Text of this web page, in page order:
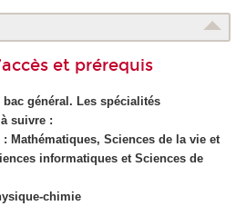
et prérequis
général. Les spécialités
suivre :
Mathématiques, Sciences de la vie et
informatiques et Sciences de
chimie